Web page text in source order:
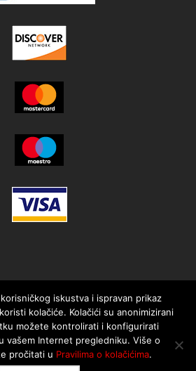
pridržana | Pravila korištenja
iskustva i ispravan prikaz
kolačiće. Kolačići su anonimizirani
možete kontrolirati i konfigurirati
vašem Internet pregledniku. Više o
pročitati u Pravilima o kolačićima.